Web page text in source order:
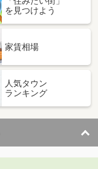
を見つけよう
家賃相場
人気タウン
ランキング